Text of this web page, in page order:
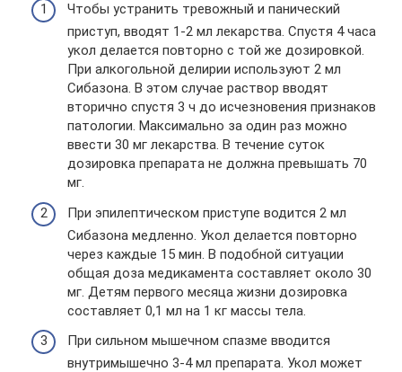
Чтобы устранить тревожный и панический
приступ, вводят 1-2 мл лекарства. Спустя 4 часа
укол делается повторно с той же дозировкой.
При алкогольной делирии используют 2 мл
Сибазона. В этом случае раствор вводят
вторично спустя 3 ч до исчезновения признаков
патологии. Максимально за один раз можно
ввести 30 мг лекарства. В течение суток
дозировка препарата не должна превышать 70
мг.
При эпилептическом приступе водится 2 мл
Сибазона медленно. Укол делается повторно
через каждые 15 мин. В подобной ситуации
общая доза медикамента составляет около 30
мг. Детям первого месяца жизни дозировка
составляет 0,1 мл на 1 кг массы тела.
При сильном мышечном спазме вводится
внутримышечно 3-4 мл препарата. Укол может